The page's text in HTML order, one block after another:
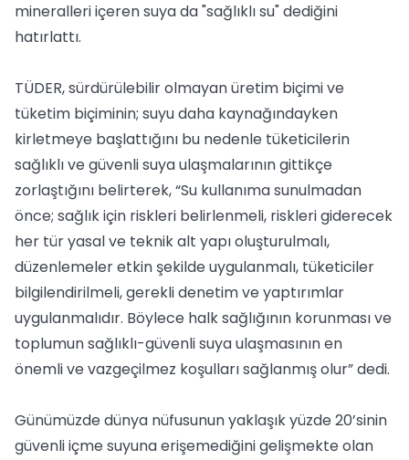
mineralleri içeren suya da "sağlıklı su" dediğini
hatırlattı.
TÜDER, sürdürülebilir olmayan üretim biçimi ve
tüketim biçiminin; suyu daha kaynağındayken
kirletmeye başlattığını bu nedenle tüketicilerin
sağlıklı ve güvenli suya ulaşmalarının gittikçe
zorlaştığını belirterek, “Su kullanıma sunulmadan
önce; sağlık için riskleri belirlenmeli, riskleri giderecek
her tür yasal ve teknik alt yapı oluşturulmalı,
düzenlemeler etkin şekilde uygulanmalı, tüketiciler
bilgilendirilmeli, gerekli denetim ve yaptırımlar
uygulanmalıdır. Böylece halk sağlığının korunması ve
toplumun sağlıklı-güvenli suya ulaşmasının en
önemli ve vazgeçilmez koşulları sağlanmış olur” dedi.
Günümüzde dünya nüfusunun yaklaşık yüzde 20’sinin
güvenli içme suyuna erişemediğini gelişmekte olan